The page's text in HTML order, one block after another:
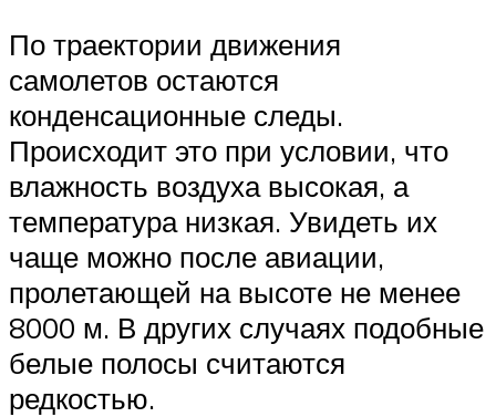
По траектории движения
самолетов остаются
конденсационные следы.
Происходит это при условии, что
влажность воздуха высокая, а
температура низкая. Увидеть их
чаще можно после авиации,
пролетающей на высоте не менее
8000 м. В других случаях подобные
белые полосы считаются
редкостью.